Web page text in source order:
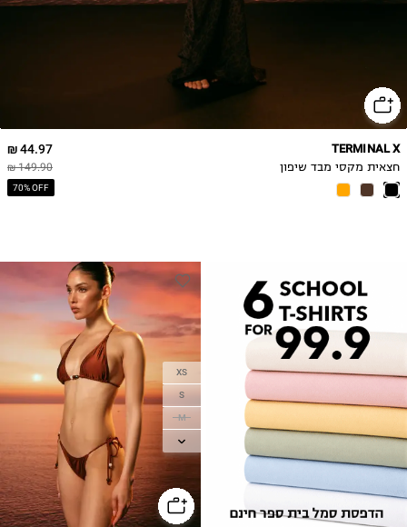
44.97 ₪
149.90 ₪
70% OFF
TERMINAL X
חצאית מקסי מבד שיפון
XS
S
M
L